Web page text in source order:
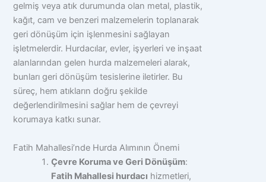
gelmiş veya atık durumunda olan metal, plastik,
kağıt, cam ve benzeri malzemelerin toplanarak
geri dönüşüm için işlenmesini sağlayan
işletmelerdir. Hurdacılar, evler, işyerleri ve inşaat
alanlarından gelen hurda malzemeleri alarak,
bunları geri dönüşüm tesislerine iletirler. Bu
süreç, hem atıkların doğru şekilde
değerlendirilmesini sağlar hem de çevreyi
korumaya katkı sunar.
Fatih Mahallesi’nde Hurda Alımının Önemi
Çevre Koruma ve Geri Dönüşüm:
Fatih Mahallesi hurdacı hizmetleri,